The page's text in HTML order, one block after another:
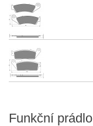
Funkční prádlo